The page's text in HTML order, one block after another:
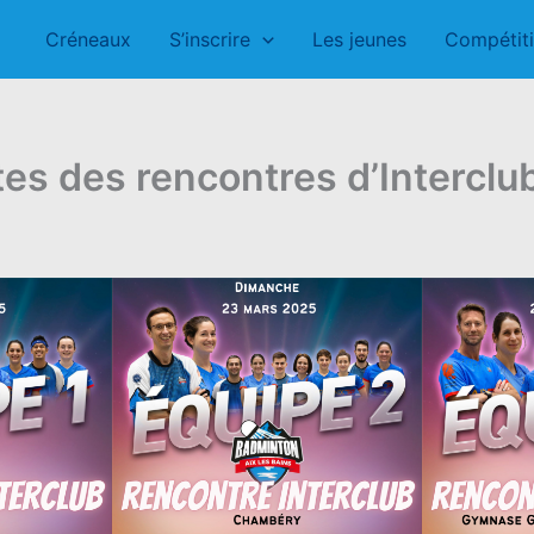
Créneaux S’inscrire Les jeunes
des rencontres